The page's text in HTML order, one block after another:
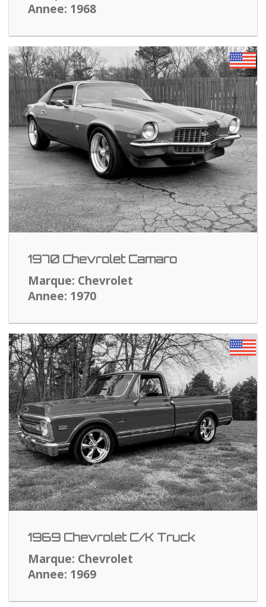
Annee: 1968
1970 Chevrolet Camaro
Marque: Chevrolet
Annee: 1970
1969 Chevrolet C/K Truck
Marque: Chevrolet
Annee: 1969